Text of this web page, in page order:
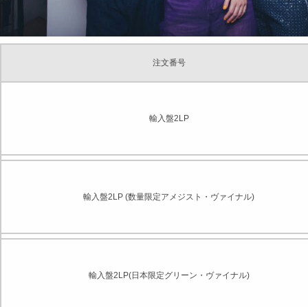
注文番号
輸入盤2LP
輸入盤2LP (数量限定アメジスト・ヴァイナル)
輸入盤2LP(日本限定グリーン・ヴァイナル)